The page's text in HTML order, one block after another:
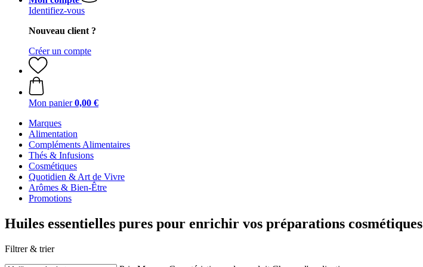
Identifiez-vous
Nouveau client ?
Créer un compte
Mon panier 0,00 €
Marques
Alimentation
Compléments Alimentaires
Thés & Infusions
Cosmétiques
Quotidien & Art de Vivre
Arômes & Bien-Être
Promotions
Huiles essentielles pures pour enrichir vos préparations cosmétiques
Filtrer & trier